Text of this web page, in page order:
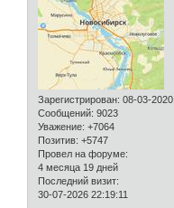
Зарегистрирован: 08-03-2020
Сообщений: 9023
Уважение: +7064
Позитив: +5747
Провел на форуме:
4 месяца 19 дней
Последний визит:
30-07-2026 22:19:11